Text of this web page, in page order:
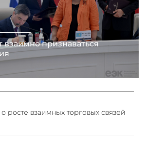
взаимно признаваться
росте взаимных торговых связей